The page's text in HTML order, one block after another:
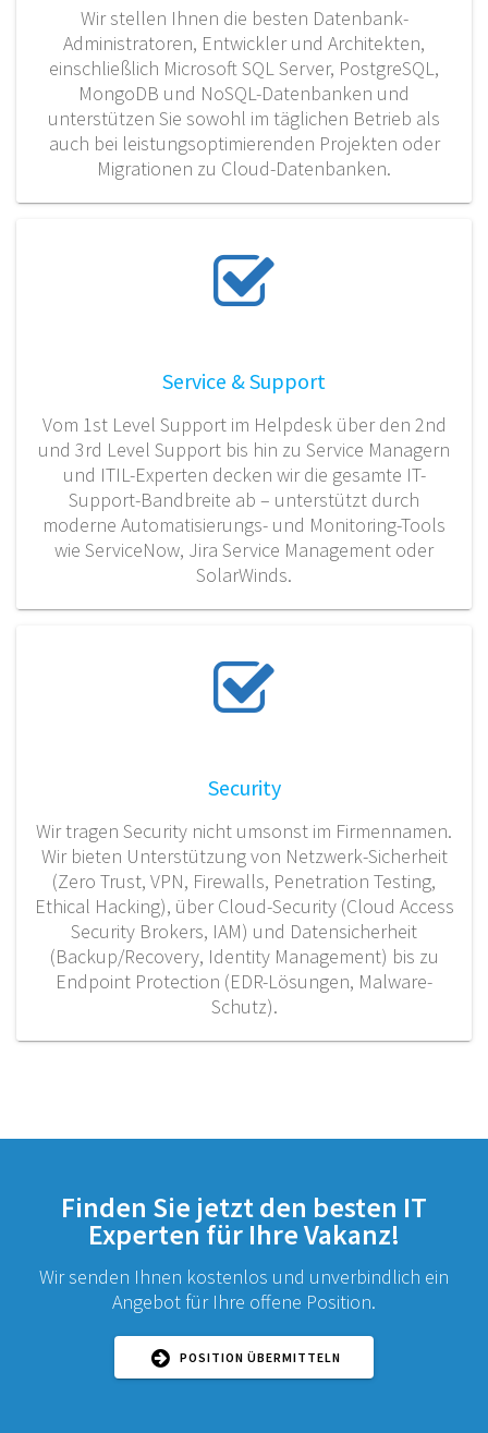
Wir stellen Ihnen die besten Datenbank-
Administratoren, Entwickler und Architekten,
einschließlich Microsoft SQL Server, PostgreSQL,
MongoDB und NoSQL-Datenbanken und
unterstützen Sie sowohl im täglichen Betrieb als
auch bei leistungsoptimierenden Projekten oder
Migrationen zu Cloud-Datenbanken.
Service & Support
Vom 1st Level Support im Helpdesk über den 2nd
und 3rd Level Support bis hin zu Service Managern
und ITIL-Experten decken wir die gesamte IT-
Support-Bandbreite ab – unterstützt durch
moderne Automatisierungs- und Monitoring-Tools
wie ServiceNow, Jira Service Management oder
SolarWinds.
Security
Wir tragen Security nicht umsonst im Firmennamen.
Wir bieten Unterstützung von Netzwerk-Sicherheit
(Zero Trust, VPN, Firewalls, Penetration Testing,
Ethical Hacking), über Cloud-Security (Cloud Access
Security Brokers, IAM) und Datensicherheit
(Backup/Recovery, Identity Management) bis zu
Endpoint Protection (EDR-Lösungen, Malware-
Schutz).
Finden Sie jetzt den besten IT
Experten für Ihre Vakanz!
Wir senden Ihnen kostenlos und unverbindlich ein
Angebot für Ihre offene Position.
POSITION ÜBERMITTELN